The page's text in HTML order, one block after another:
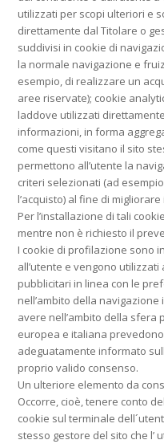
utilizzati per scopi ulteriori e
direttamente dal Titolare o
suddivisi in cookie di
la normale navigazione e
esempio, di realizzare un
aree riservate); cookie
laddove utilizzati
informazioni, in forma
come questi visitano il sito
permettono all’utente la
criteri selezionati (ad
l’acquisto) al fine di
Per l’installazione di tali
mentre non è richiesto il
I cookie di profilazione sono
all’utente e vengono
pubblicitari in linea con le
nell’ambito della navigazione
avere nell’ambito della sfera
europea e italiana
adeguatamente informato
proprio valido consenso.
Un ulteriore elemento da
Occorre, cioè, tenere conto
cookie sul terminale
stesso gestore del sito che l’